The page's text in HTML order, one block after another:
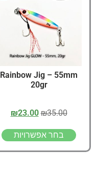
Rainbow Jig – 55mm
20gr
₪35.00
₪23.00
בחר אפשרויות